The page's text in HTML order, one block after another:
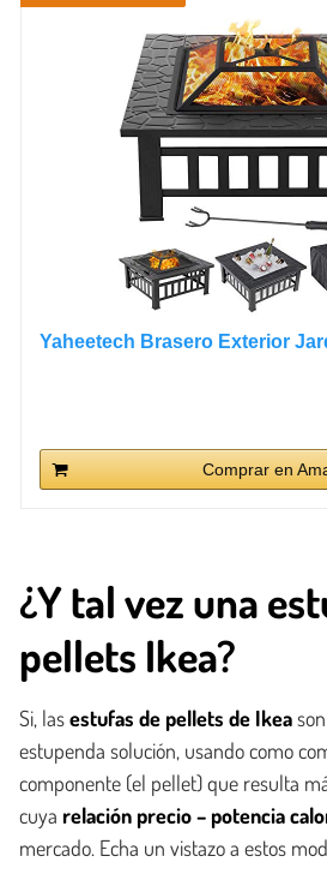
Yaheetech Brasero Exterior
Comprar en
¿Y tal vez una
pellets Ikea?
Si, lasestufas de pellets de Ikea
estupenda solución, usando como
componente (el pellet) que resulta
cuya relación precio – potencia
mercado. Echa un vistazo a estos